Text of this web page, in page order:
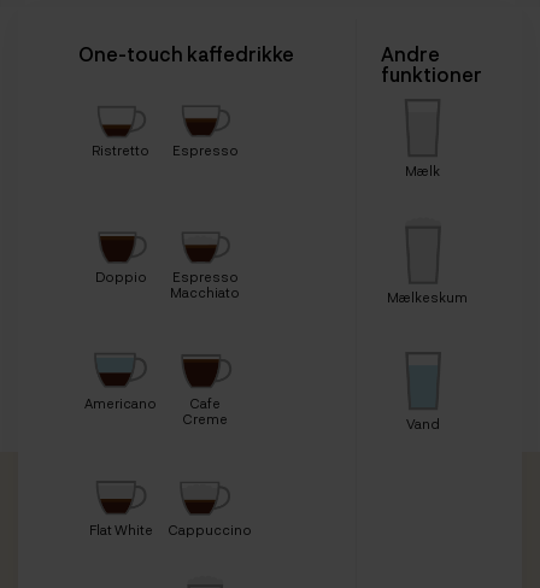
One-touch kaffedrikke
Ristretto Espresso
Doppio
Espresso
Macchiato
Americano
Cafe
Creme
Flat White Cappuccino
Andre
funktioner
Mælk
Mælkeskum
Vand